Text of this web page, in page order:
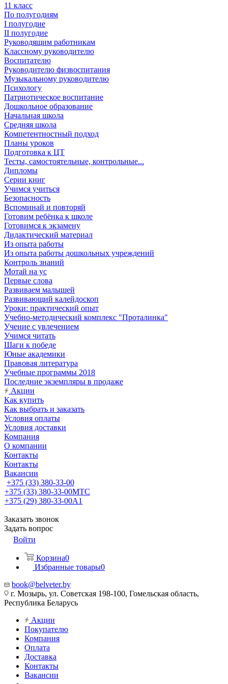
11 класс
По полугодиям
I полугодие
II полугодие
Руководящим работникам
Классному руководителю
Воспитателю
Руководителю физвоспитания
Музыкальному руководителю
Психологу
Патриотическое воспитание
Дошкольное образование
Начальная школа
Средняя школа
Компетентностный подход
Планы уроков
Подготовка к ЦТ
Тесты, самостоятельные, контрольные...
Дипломы
Серии книг
Учимся учиться
Безопасность
Вспоминай и повторяй
Готовим ребёнка к школе
Готовимся к экзамену
Дидактический материал
Из опыта работы
Из опыта работы дошкольных учреждений
Контроль знаний
Мотай на ус
Первые слова
Развиваем малышей
Развивающий калейдоскоп
Уроки: практический опыт
Учебно-методический комплекс "Проталинка"
Учение с увлечением
Учимся читать
Шаги к победе
Юные академики
Правовая литература
Учебные программы 2018
Последние экземпляры в продаже
Акции
Как купить
Как выбрать и заказать
Условия оплаты
Условия доставки
Компания
О компании
Контакты
Контакты
Вакансии
+375 (33) 380-33-00
+375 (33) 380-33-00МТС
+375 (29) 380-33-00А1
Заказать звонок
Задать вопрос
Войти
Корзина0
Избранные товары0
book@belveter.by
г. Мозырь, ул. Советская 198-100, Гомельская область,
Республика Беларусь
Акции
Покупателю
Компания
Оплата
Доставка
Контакты
Вакансии